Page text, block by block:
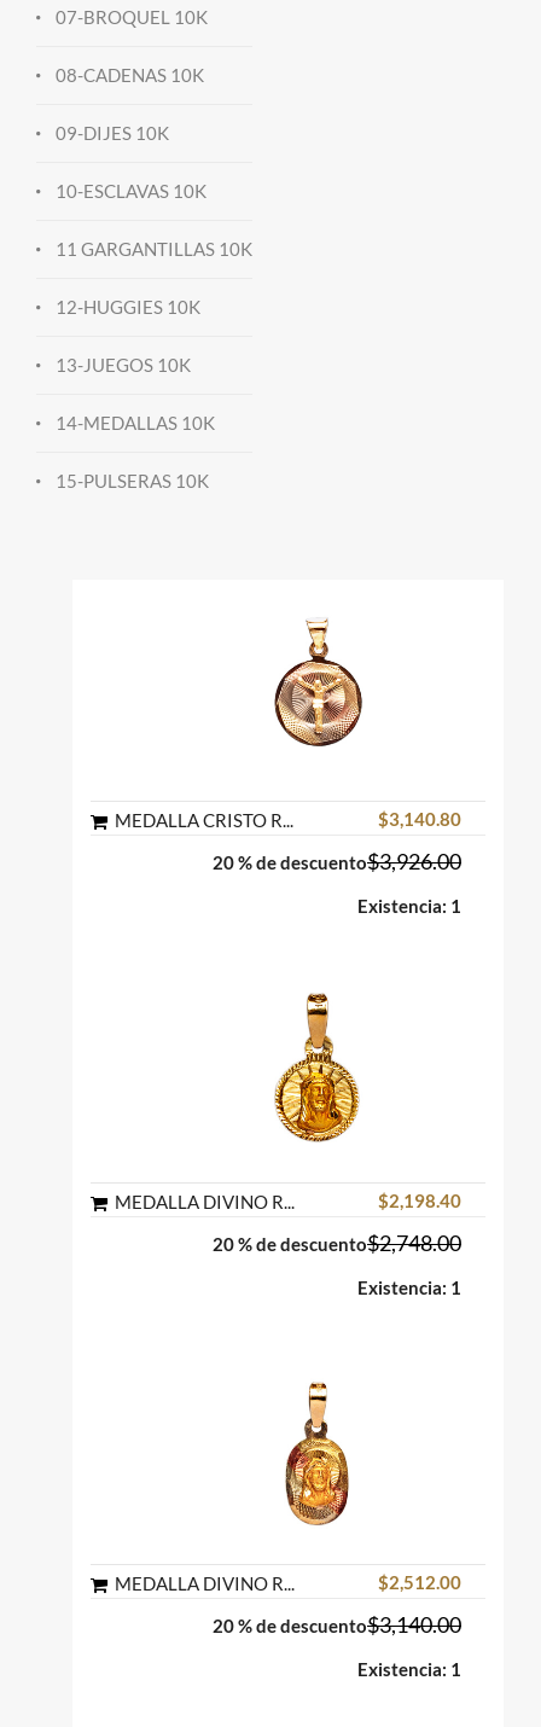
07-BROQUEL 10K
08-CADENAS 10K
09-DIJES 10K
10-ESCLAVAS 10K
11 GARGANTILLAS 10K
12-HUGGIES 10K
13-JUEGOS 10K
14-MEDALLAS 10K
15-PULSERAS 10K
MEDALLA CRISTO REDONDA ORO FLORENTINO 10K MEX
$3,140.80
20 % de descuento$3,926.00
Existencia: 1
MEDALLA DIVINO ROSTRO REDONDA ORO AMARILLO 10K MEX.
$2,198.40
20 % de descuento$2,748.00
Existencia: 1
MEDALLA DIVINO ROSTRO OVAL ORO FLORENTINO 10K MEX
$2,512.00
20 % de descuento$3,140.00
Existencia: 1